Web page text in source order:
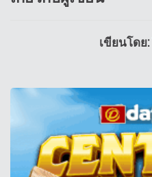
เขียนโดย: